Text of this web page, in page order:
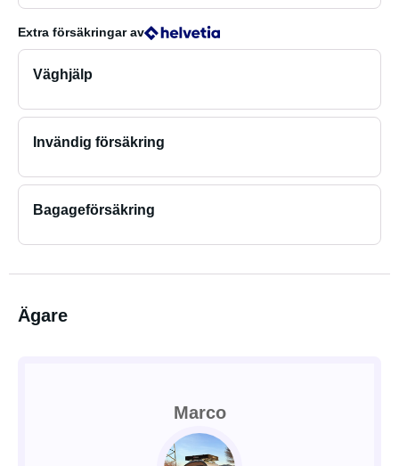
Extra försäkringarav
Väghjälp
Invändig försäkring
Bagageförsäkring
Ägare
Marco